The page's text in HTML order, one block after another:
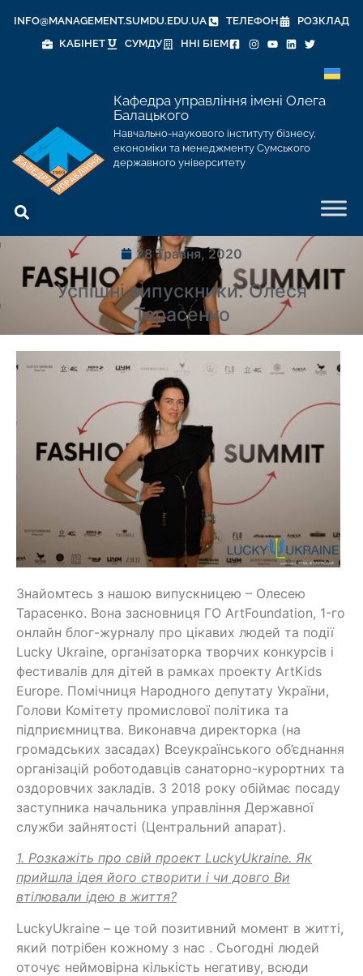
INFO@MANAGEMENT.SUMDU.EDU.UA ТЕЛЕФОН
РОЗКЛАД
КАБІНЕТ
СУМДУ ННІ БІЕМ
Кафедра управління імені Олега
Балацького
Навчально-наукового інституту бізнесу,
економіки та менеджменту Сумського
державного університету
28 Травня, 2020
Успішні випускники. Олеся
Тарасенко
Знайомтесь з нашою випускницею – Олесею
Тарасенко. Вона засновниця ГО ArtFoundation, 1-го
онлайн блог-журналу про цікавих людей та події
Lucky Ukraine, організаторка творчих конкурсів і
фестивалів для дітей в рамках проекту ArtKids
Europe. Помічниця Народного депутату України,
Голови Комітету промислової політика та
підприємництва. Виконавча директорка (на
громадських засадах) Всеукраїнського об’єднання
організацій роботодавців санаторно-курортних та
оздоровчих закладів. З 2018 року обіймає посаду
заступника начальника управління Державної
служби зайнятості (Центральний апарат).
1. Розкажіть про свій проект LuckyUkraine. Як
прийшла ідея його створити і чи довго Ви
втілювали ідею в життя?
LuckyUkraine – це той позитивний момент в житті,
який потрібен кожному з нас . Сьогодні людей
оточує неймовірна кількість негативу, всюди